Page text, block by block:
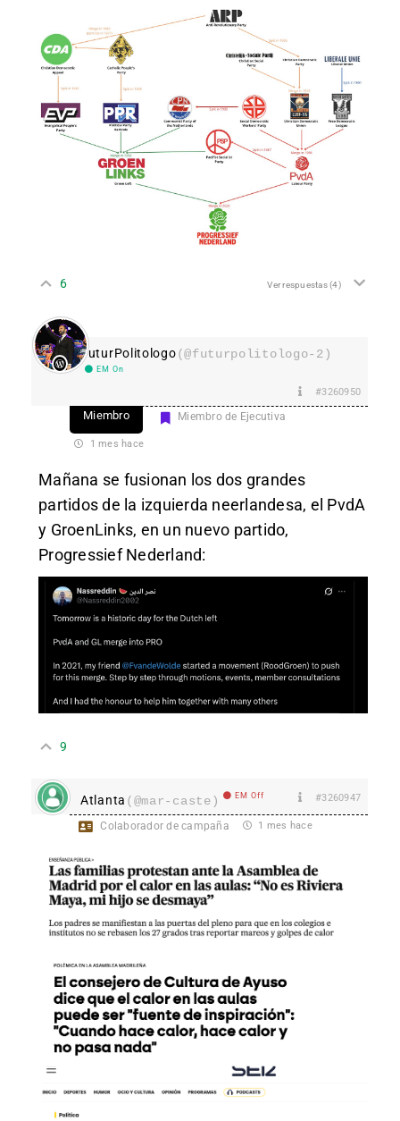
6 Ver respuestas(4)
FuturPolitologo(@futurpolitologo-2)
EM On
#3260950
Miembro Miembro de Ejecutiva
1 mes hace
Mañana se fusionan los dos grandes
partidos de la izquierda neerlandesa, el PvdA
y GroenLinks, en un nuevo partido,
Progressief Nederland:
9
Atlanta (@mar-caste) EM Off #3260947
Colaborador de campaña 1 mes hace